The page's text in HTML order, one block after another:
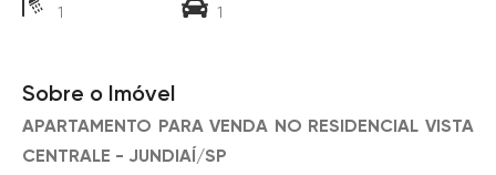
1 1
Sobre o Imóvel
APARTAMENTO PARA VENDA NO RESIDENCIAL VISTA
CENTRALE - JUNDIAÍ/SP